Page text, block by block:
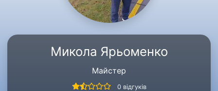
Микола Ярьоменко
Майстер
0 відгуків